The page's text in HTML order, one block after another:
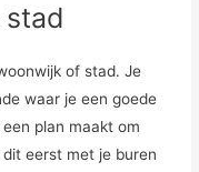
of stad. Je
waar je een goede
plan maakt om
eerst met je buren